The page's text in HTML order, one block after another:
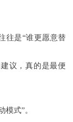
往是“谁更愿意替
议，真的是最便
式”。